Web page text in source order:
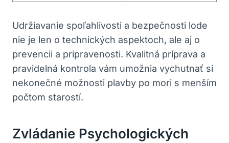
Udržiavanie spoľahlivosti a bezpečnosti lode
nie je len o technických aspektoch, ale aj o
prevencii a ⁤pripravenosti. Kvalitná príprava a⁢
pravidelná kontrola vám umožnia vychutnať⁤ si
nekonečné možnosti plavby po mori s menším
počtom⁤ starostí.
Zvládanie Psychologických